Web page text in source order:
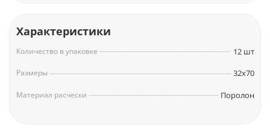
Характеристики
Количество в упаковке 12 шт
Размеры 32х70
Материал расчески Поролон